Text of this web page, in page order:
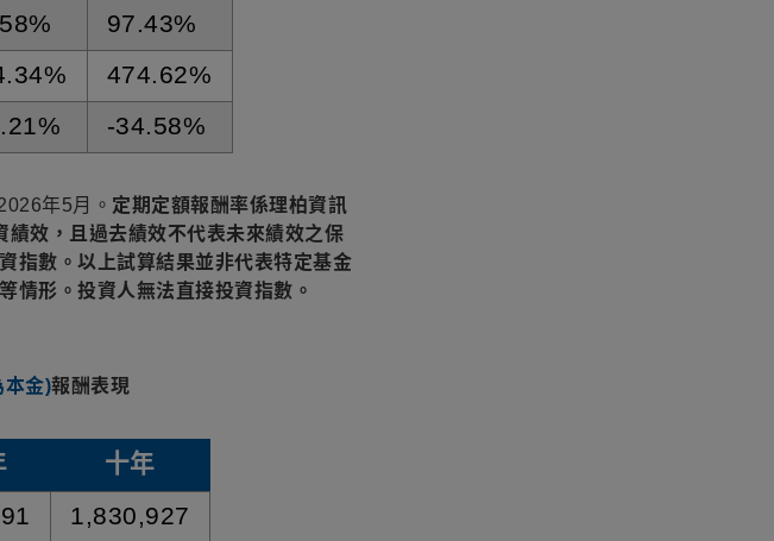
97.43%
474.62%
-34.58%
年5月。 定期定額報酬率係理柏資訊
效，且過去績效不代表未來績效之保
指數。以上試算結果並非代表特定基金
情形。投資人無法直接投資指數。
本金)報酬表現
十年
1,830,927